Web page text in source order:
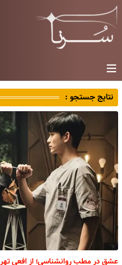
نتایج جستجو :
عشق در مطب روانشناسی؛ از افعی